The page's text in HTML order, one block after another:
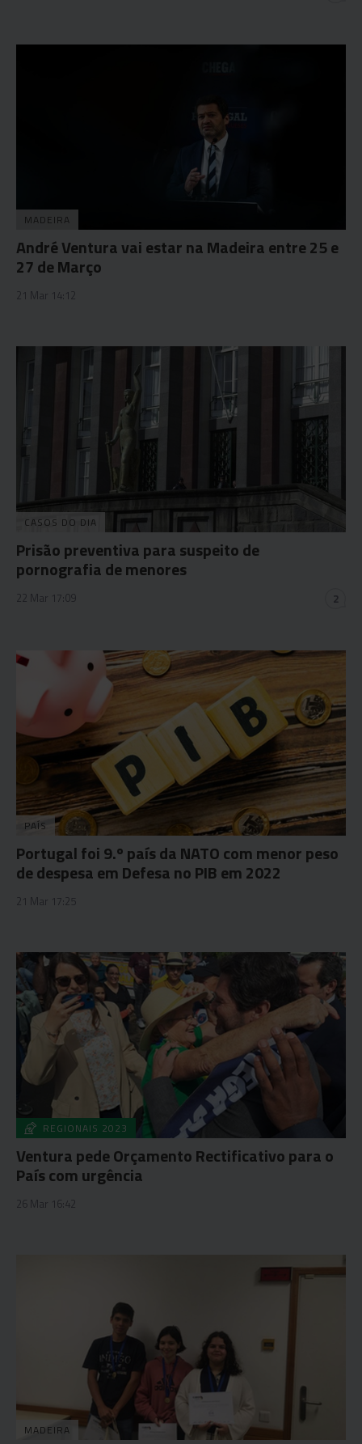
MADEIRA
André Ventura vai estar na Madeira entre 25 e
27 de Março
21 Mar 14:12
CASOS DO DIA
Prisão preventiva para suspeito de
pornografia de menores
22 Mar 17:09 2
PAÍS
Portugal foi 9.º país da NATO com menor peso
de despesa em Defesa no PIB em 2022
21 Mar 17:25
REGIONAIS 2023
Ventura pede Orçamento Rectificativo para o
País com urgência
26 Mar 16:42
MADEIRA